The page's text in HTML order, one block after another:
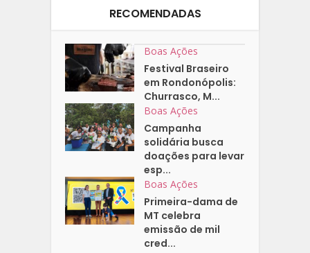
RECOMENDADAS
Boas Ações
Festival Braseiro
em Rondonópolis:
Churrasco, M...
Boas Ações
Campanha
solidária busca
doações para levar
esp...
Boas Ações
Primeira-dama de
MT celebra
emissão de mil
cred...